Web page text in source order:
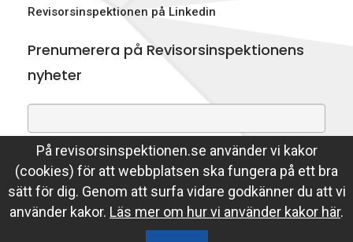
På revisorsinspektionen.se använder vi kakor
(cookies) för att webbplatsen ska fungera på ett bra
sätt för dig. Genom att surfa vidare godkänner du att vi
använder kakor. Läs mer om hur vi använder kakor här.
Revisorsinspektionen på Linkedin
Prenumerera på Revisorsinspektionens
nyheter
Genom att prenumerera på nyheter godkänner du att
Revisorsinspektionen lagrar din e-postadress.
Läs mer